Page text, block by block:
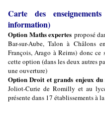
Carte des
information)
Option Maths expertes proposé
Bar-sur-Aube, Talon à Châlons
François, Arago à Reims) donc
cette option (dans les deux autres
une ouverture)
Option Droit et grands enjeux
Joliot-Curie de Romilly et au
présente dans 17 établissements à